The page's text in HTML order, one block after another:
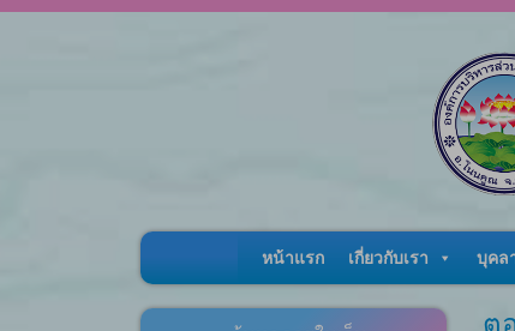
หน้าแรก เกี่ยวกับเรา บุคล